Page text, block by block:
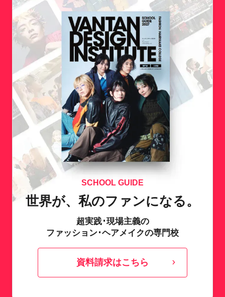
SCHOOL GUIDE
世界が、私のファンになる。
超実践･現場主義の
ファッション･ヘアメイクの専門校
資料請求はこちら